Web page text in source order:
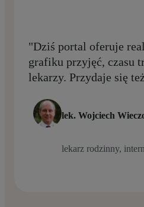
"Dziś portal oferuje
grafiku przyjęć, czasu
lekarzy. Przydaje się
lek. Wojciech
lekarz rodzinny,